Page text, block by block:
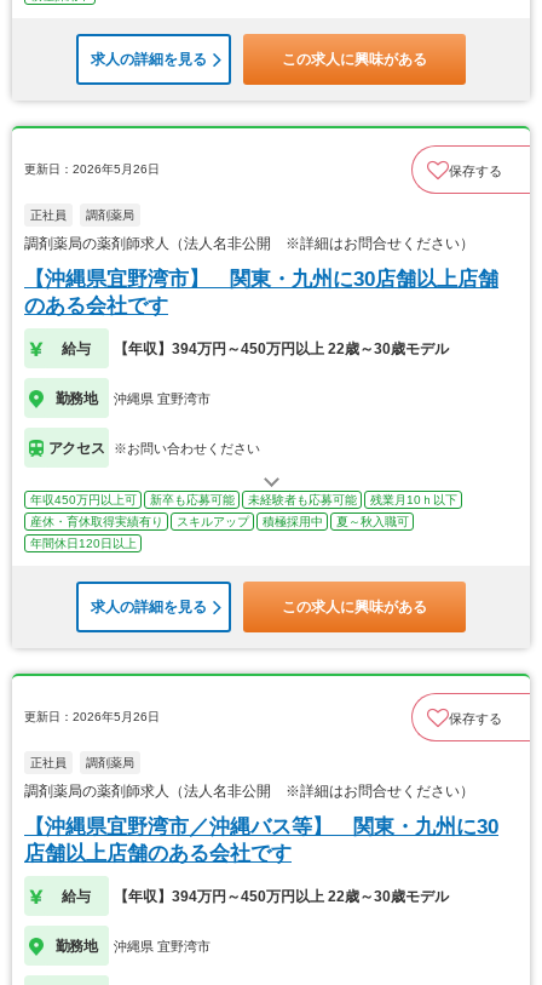
求人の詳細を見る この求人に興味がある
更新日：2026年5月26日 保存する
正社員 調剤薬局
調剤薬局の薬剤師求人（法人名非公開 ※詳細はお問合せください）
【沖縄県宜野湾市】 関東・九州に30店舗以上店舗
のある会社です
給与 【年収】394万円～450万円以上 22歳～30歳モデル
勤務地 沖縄県 宜野湾市
アクセス ※お問い合わせください
年収450万円以上可 新卒も応募可能 未経験者も応募可能
残業月10ｈ以下
産休・育休取得実績有り
スキルアップ 積極採用中
夏～秋入職可
年間休日120日以上
求人の詳細を見る この求人に興味がある
更新日：2026年5月26日 保存する
正社員 調剤薬局
調剤薬局の薬剤師求人（法人名非公開 ※詳細はお問合せください）
【沖縄県宜野湾市／沖縄バス等】 関東・九州に30
店舗以上店舗のある会社です
給与 【年収】394万円～450万円以上 22歳～30歳モデル
勤務地 沖縄県 宜野湾市